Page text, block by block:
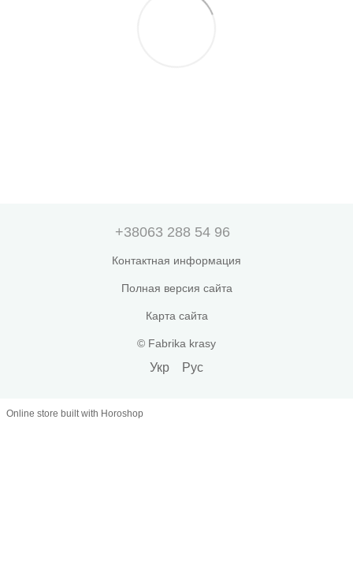
+38063 288 54 96
Контактная информация
Полная версия сайта
Карта сайта
© Fabrika krasy
Укр Рус
Online store built with Horoshop